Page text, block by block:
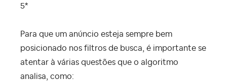
5*
Para que um anúncio esteja sempre bem
posicionado nos filtros de busca, é importante se
atentar à várias questões que o algoritmo
analisa, como: